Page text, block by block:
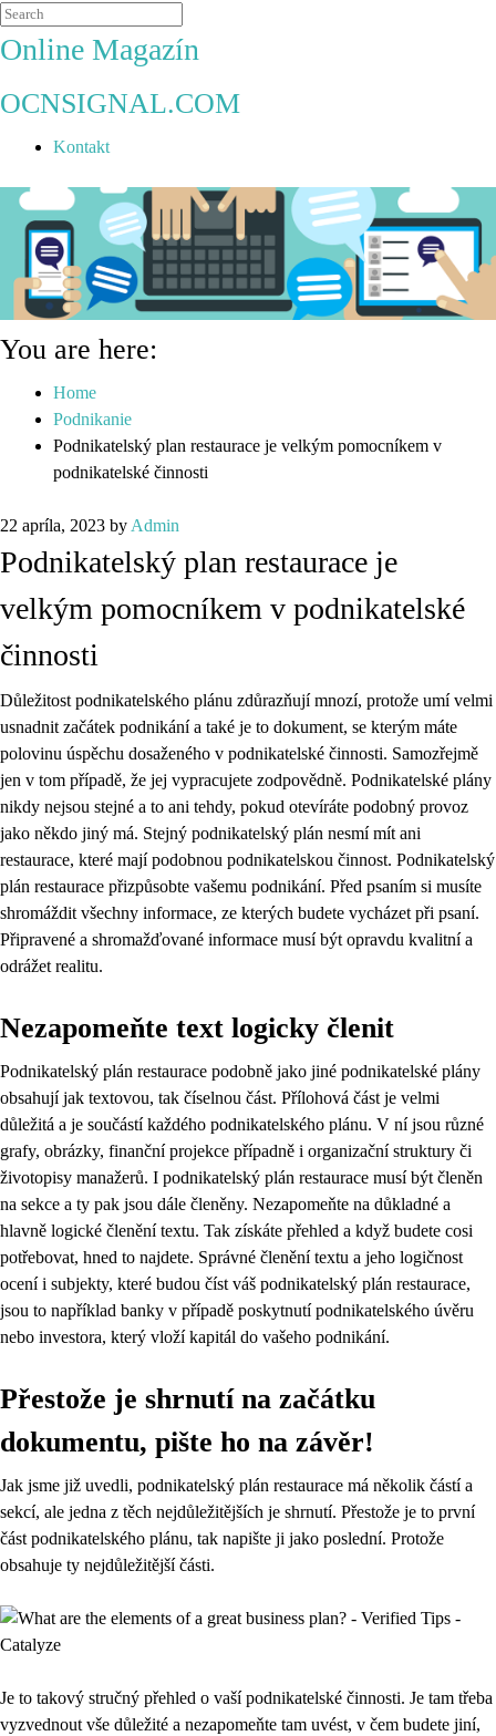
Online Magazín
OCNSIGNAL.COM
Kontakt
You are here:
Home
Podnikanie
Podnikatelský plan restaurace je velkým pomocníkem v
podnikatelské činnosti
22 apríla, 2023 byAdmin
Podnikatelský plan restaurace je
velkým pomocníkem v podnikatelské
činnosti
Důležitost podnikatelského plánu zdůrazňují mnozí, protože umí velmi
usnadnit začátek podnikání a také je to dokument, se kterým máte
polovinu úspěchu dosaženého v podnikatelské činnosti. Samozřejmě
jen v tom případě, že jej vypracujete zodpovědně. Podnikatelské plány
nikdy nejsou stejné a to ani tehdy, pokud otevíráte podobný provoz
jako někdo jiný má. Stejný podnikatelský plán nesmí mít ani
restaurace, které mají podobnou podnikatelskou činnost. Podnikatelský
plán restaurace přizpůsobte vašemu podnikání. Před psaním si musíte
shromáždit všechny informace, ze kterých budete vycházet při psaní.
Připravené a shromažďované informace musí být opravdu kvalitní a
odrážet realitu.
Nezapomeňte text logicky členit
Podnikatelský plán restaurace podobně jako jiné podnikatelské plány
obsahují jak textovou, tak číselnou část. Přílohová část je velmi
důležitá a je součástí každého podnikatelského plánu. V ní jsou různé
grafy, obrázky, finanční projekce případně i organizační struktury či
životopisy manažerů. I podnikatelský plán restaurace musí být členěn
na sekce a ty pak jsou dále členěny. Nezapomeňte na důkladné a
hlavně logické členění textu. Tak získáte přehled a když budete cosi
potřebovat, hned to najdete. Správné členění textu a jeho logičnost
ocení i subjekty, které budou číst váš podnikatelský plán restaurace,
jsou to například banky v případě poskytnutí podnikatelského úvěru
nebo investora, který vloží kapitál do vašeho podnikání.
Přestože je shrnutí na začátku
dokumentu, pište ho na závěr!
Jak jsme již uvedli, podnikatelský plán restaurace má několik částí a
sekcí, ale jedna z těch nejdůležitějších je shrnutí. Přestože je to první
část podnikatelského plánu, tak napište ji jako poslední. Protože
obsahuje ty nejdůležitější části.
Je to takový stručný přehled o vaší podnikatelské činnosti. Je tam třeba
vyzvednout vše důležité a nezapomeňte tam uvést, v čem budete jiní,